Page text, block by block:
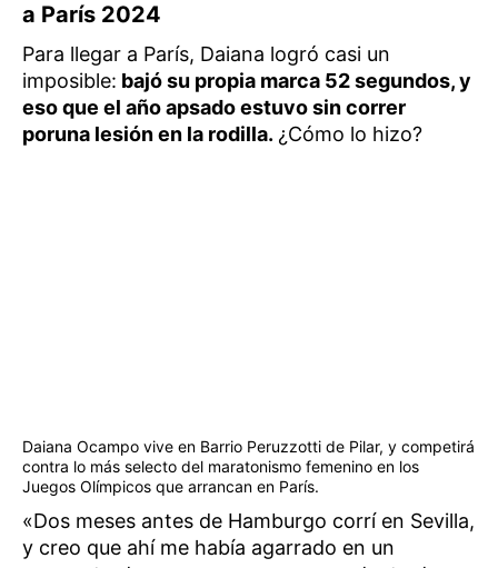
a París 2024
Para llegar a París, Daiana logró casi un
imposible: bajó su propia marca 52 segundos, y
eso que el año apsado estuvo sin correr
poruna lesión en la rodilla. ¿Cómo lo hizo?
Daiana Ocampo vive en Barrio Peruzzotti de Pilar, y competirá
contra lo más selecto del maratonismo femenino en los
Juegos Olímpicos que arrancan en París.
«Dos meses antes de Hamburgo corrí en Sevilla,
y creo que ahí me había agarrado en un